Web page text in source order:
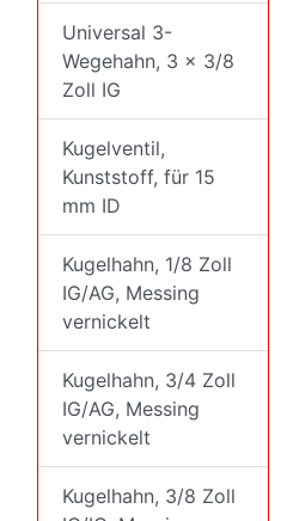
Universal 3-
Wegehahn, 3 x 3/8
Zoll IG
Kugelventil,
Kunststoff, für 15
mm ID
Kugelhahn, 1/8 Zoll
IG/AG, Messing
vernickelt
Kugelhahn, 3/4 Zoll
IG/AG, Messing
vernickelt
Kugelhahn, 3/8 Zoll